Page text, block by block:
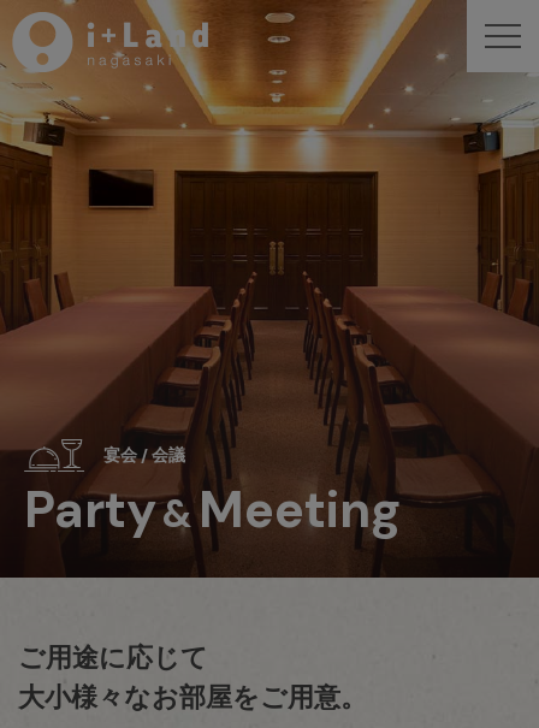
宴会 / 会議
Party& Meeting
ご用途に応じて
大小様々なお部屋をご用意。